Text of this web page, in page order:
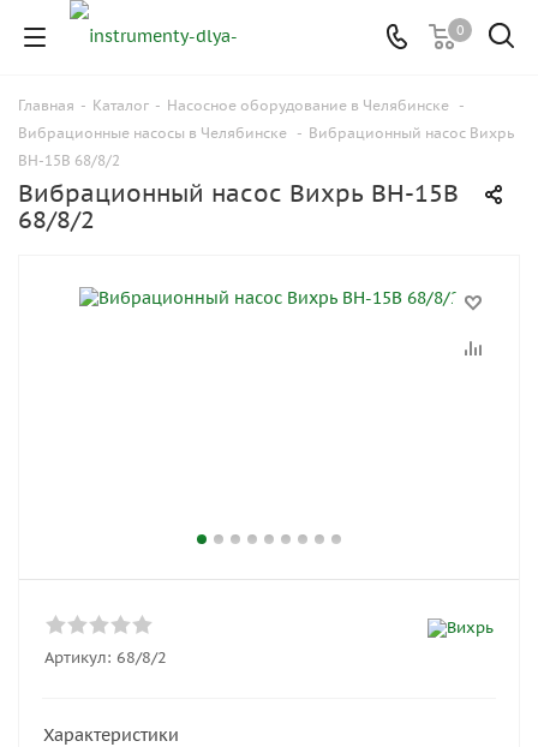
0
Главная - Каталог - Насосное оборудование в Челябинске -
Вибрационные насосы в Челябинске - Вибрационный насос Вихрь
ВН-15В 68/8/2
Вибрационный насос Вихрь ВН-15В
68/8/2
Артикул: 68/8/2
Характеристики